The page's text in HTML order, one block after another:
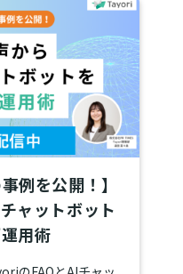
例を公開！】
ャットボット
用術